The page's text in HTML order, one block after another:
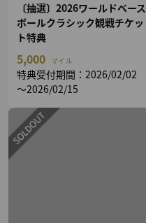
〔抽選〕2026ワールドベース
ボールクラシック観戦チケッ
ト特典
5,000 マイル
特典受付期間：2026/02/02
～2026/02/15